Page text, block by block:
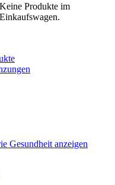
Keine Produkte im
Einkaufswagen.
Gesundheit anzeigen